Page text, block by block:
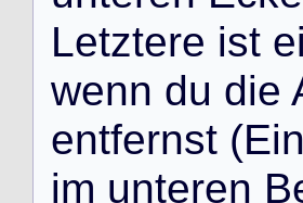
Letztere ist ei
wenn du die
entfernst (Ein
im unteren B